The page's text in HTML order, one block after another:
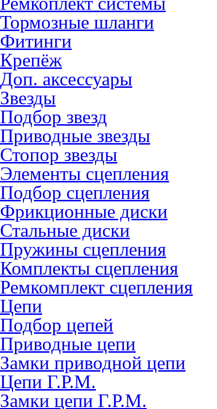
Тормозные шланги
Фитинги
Крепёж
Доп. аксессуары
Звезды
Подбор звезд
Приводные звезды
Стопор звезды
Элементы сцепления
Подбор сцепления
Фрикционные диски
Стальные диски
Пружины сцепления
Комплекты сцепления
Ремкомплект сцепления
Цепи
Подбор цепей
Приводные цепи
Замки приводной цепи
Цепи Г.Р.М.
Замки цепи Г.Р.М.